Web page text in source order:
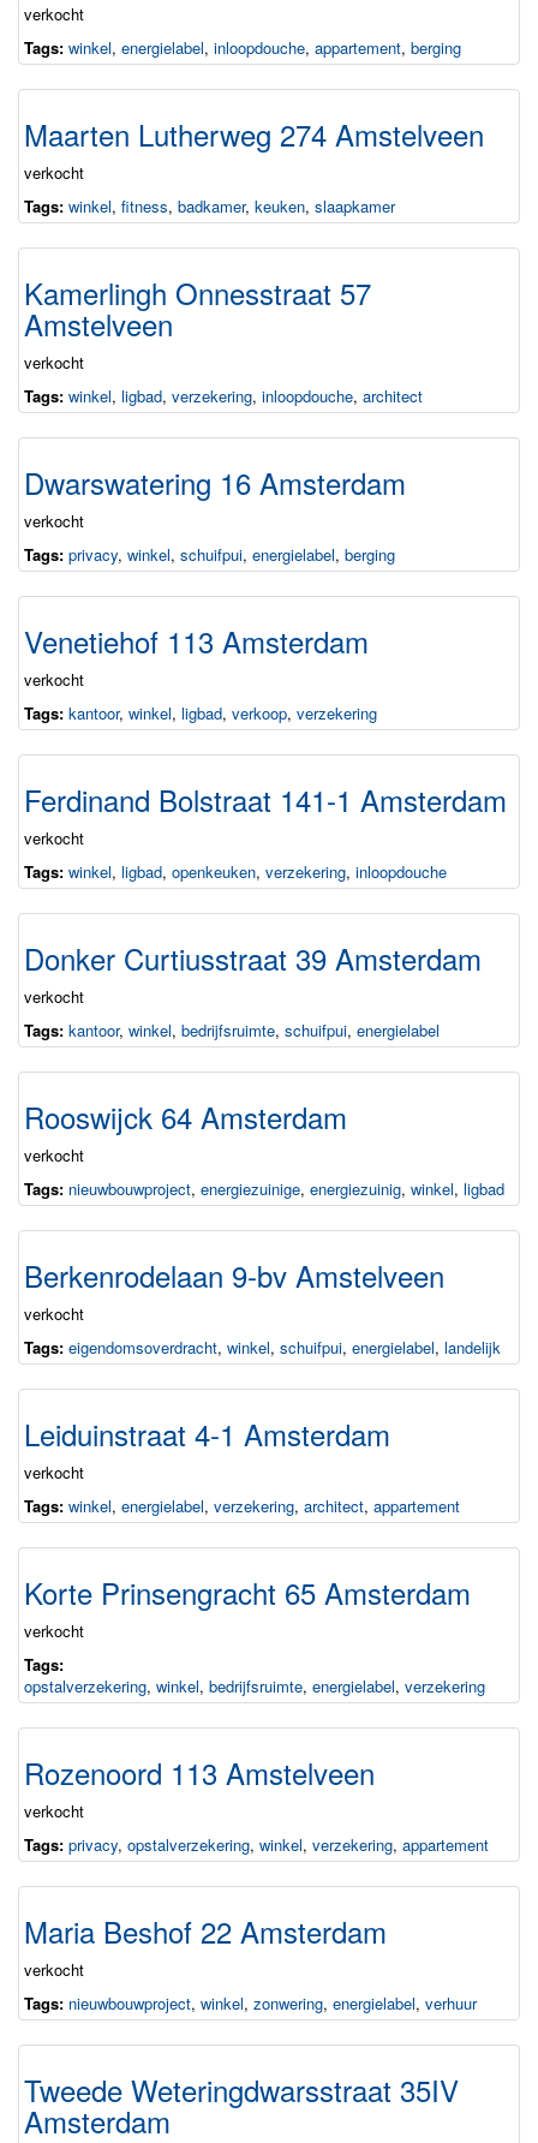
verkocht
Tags: winkel, energielabel, inloopdouche, appartement, berging
Maarten Lutherweg 274 Amstelveen
verkocht
Tags: winkel, fitness, badkamer, keuken, slaapkamer
Kamerlingh Onnesstraat 57
Amstelveen
verkocht
Tags: winkel, ligbad, verzekering, inloopdouche, architect
Dwarswatering 16 Amsterdam
verkocht
Tags: privacy, winkel, schuifpui, energielabel, berging
Venetiehof 113 Amsterdam
verkocht
Tags: kantoor, winkel, ligbad, verkoop, verzekering
Ferdinand Bolstraat 141-1 Amsterdam
verkocht
Tags: winkel, ligbad, openkeuken, verzekering, inloopdouche
Donker Curtiusstraat 39 Amsterdam
verkocht
Tags: kantoor, winkel, bedrijfsruimte, schuifpui, energielabel
Rooswijck 64 Amsterdam
verkocht
Tags: nieuwbouwproject, energiezuinige, energiezuinig, winkel, ligbad
Berkenrodelaan 9-bv Amstelveen
verkocht
Tags: eigendomsoverdracht, winkel, schuifpui, energielabel, landelijk
Leiduinstraat 4-1 Amsterdam
verkocht
Tags: winkel, energielabel, verzekering, architect, appartement
Korte Prinsengracht 65 Amsterdam
verkocht
Tags:
opstalverzekering, winkel, bedrijfsruimte, energielabel, verzekering
Rozenoord 113 Amstelveen
verkocht
Tags: privacy, opstalverzekering, winkel, verzekering, appartement
Maria Beshof 22 Amsterdam
verkocht
Tags: nieuwbouwproject, winkel, zonwering, energielabel, verhuur
Tweede Weteringdwarsstraat 35IV
Amsterdam